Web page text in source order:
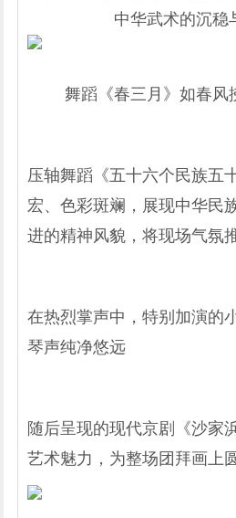
中华武术的沉稳
舞蹈《春三月》如春风
压轴舞蹈《五十六个民族五
宏、色彩斑斓，展现中华民
进的精神风貌，将现场气氛
在热烈掌声中，特别加演的
琴声纯净悠远
随后呈现的现代京剧《沙家
艺术魅力，为整场团拜画上